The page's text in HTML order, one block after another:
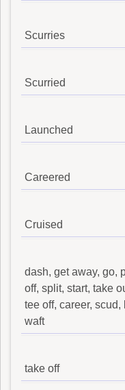
Scurries
Scurried
Launched
Careered
Cruised
dash, get away, go,
off, split, start, take
tee off, career,
waft
take off